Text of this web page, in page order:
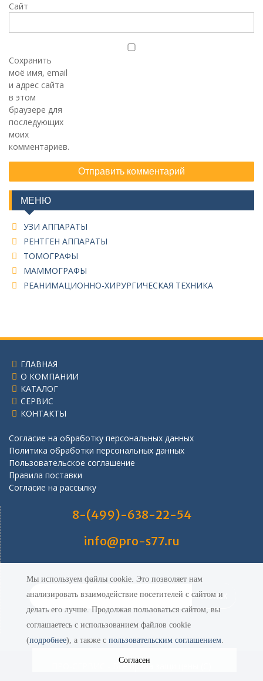
Сайт
Сохранить
моё имя, email
и адрес сайта
в этом
браузере для
последующих
моих
комментариев.
МЕНЮ
УЗИ АППАРАТЫ
РЕНТГЕН АППАРАТЫ
ТОМОГРАФЫ
МАММОГРАФЫ
РЕАНИМАЦИОННО-ХИРУРГИЧЕСКАЯ ТЕХНИКА
ГЛАВНАЯ
О КОМПАНИИ
КАТАЛОГ
СЕРВИС
КОНТАКТЫ
Согласие на обработку персональных данных
Политика обработки персональных данных
Пользовательское соглашение
Правила поставки
Согласие на рассылку
8-(499)-638-22-54
info@pro-s77.ru
- Все права защищены (С)
Мы используем файлы cookie. Это позволяет нам
анализировать взаимодействие посетителей с сайтом и
делать его лучше. Продолжая пользоваться сайтом, вы
соглашаетесь с использованием файлов cookie
(подробнее), а также с пользовательским соглашением.
Согласен